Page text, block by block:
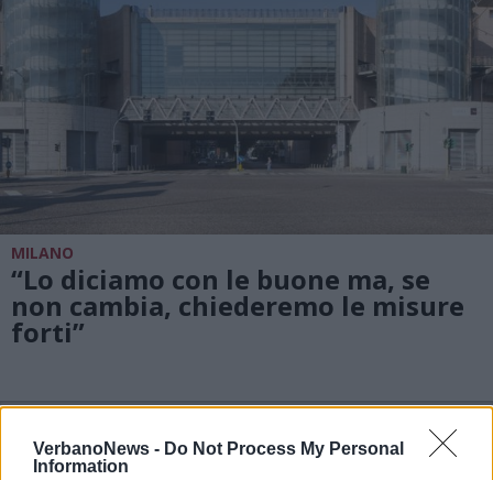
VerbanoNews - Do Not Process My Personal
Information
MILANO
“Lo diciamo con le buone ma, se
non cambia, chiederemo le misure
forti”